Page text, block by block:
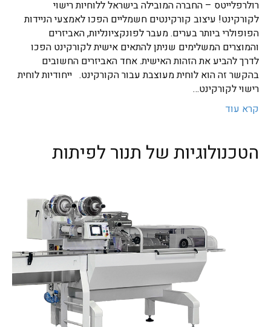
רולרפלייטס – החברה המובילה בישראל ללוחיות רישוי
לקורקינט! עיצוב קורקינטים חשמליים הפכו לאמצעי הניידות
הפופולרי ביותר בערים. מעבר לפונקציונליות, האביזרים
והמוצרים המשלימים שניתן להתאים אישית לקורקינט הפכו
לדרך להביע את הזהות האישית. אחד האביזרים החשובים
בהקשר זה הוא לוחית מעוצבת עבור הקורקינט. ייחודיות לוחית
רישוי לקורקינט…
קרא עוד
הטכנולוגיות של תנור לפיתות